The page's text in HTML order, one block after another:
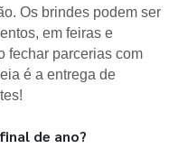
Os brindes podem ser
em feiras e
fechar parcerias com
é a entrega de
de ano?